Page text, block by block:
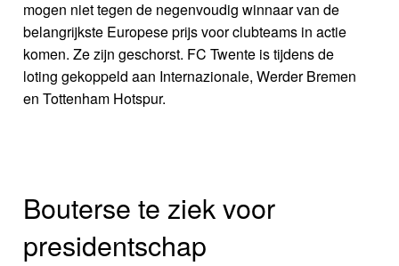
mogen niet tegen de negenvoudig winnaar van de
belangrijkste Europese prijs voor clubteams in actie
komen. Ze zijn geschorst. FC Twente is tijdens de
loting gekoppeld aan Internazionale, Werder Bremen
en Tottenham Hotspur.
Bouterse te ziek voor
presidentschap